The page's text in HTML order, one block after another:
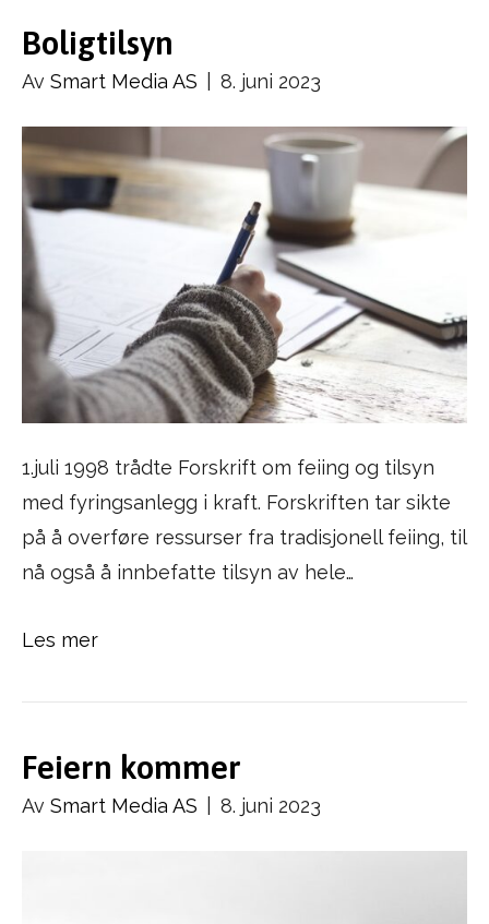
Boligtilsyn
Av Smart Media AS 8. juni 2023
1.juli 1998 trådte Forskrift om feiing og tilsyn
med fyringsanlegg i kraft. Forskriften tar sikte
på å overføre ressurser fra tradisjonell feiing, til
nå også å innbefatte tilsyn av hele…
Les mer
Feiern kommer
Av Smart Media AS 8. juni 2023